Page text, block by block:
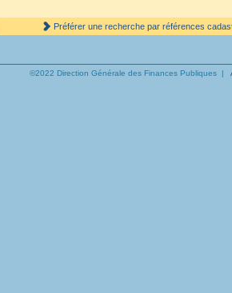
Préférer une recherche par références
©2022 Direction Générale des Finances Publiques |